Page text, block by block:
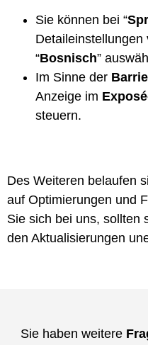
Sie können bei “
Detaileinstellungen
“Bosnisch”
Im Sinne der
Anzeige im
steuern.
Des Weiteren belaufen
auf Optimierungen und
Sie sich bei uns, sollten
den Aktualisierungen
Sie haben weitere